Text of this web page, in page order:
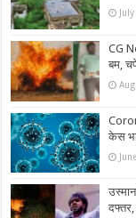
CG
बम,
केस